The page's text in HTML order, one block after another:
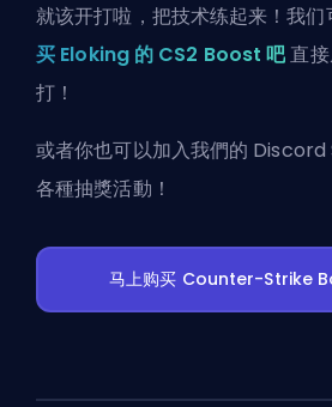
就该开打啦，把技术练起来！我
买 Eloking 的 CS2 Boost 吧直
打！
或者你也可以加入我們的
各種抽獎活動！
马上购买 Counter-Strike